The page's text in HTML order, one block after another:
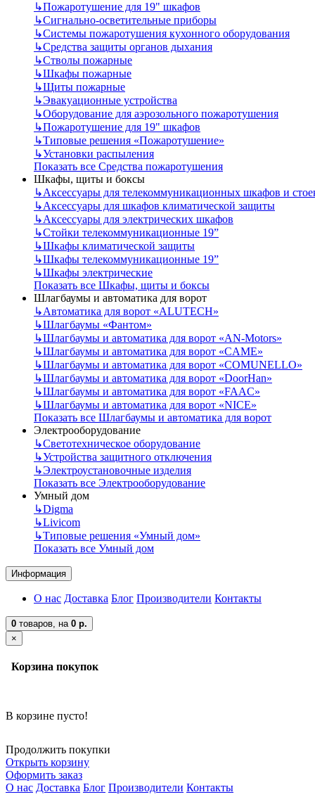
↳Пожаротушение для 19" шкафов
↳Сигнально-осветительные приборы
↳Системы пожаротушения кухонного оборудования
↳Средства защиты органов дыхания
↳Стволы пожарные
↳Шкафы пожарные
↳Щиты пожарные
↳Эвакуационные устройства
↳Оборудование для аэрозольного пожаротушения
↳Пожаротушение для 19" шкафов
↳Типовые решения «Пожаротушение»
↳Установки распыления
Показать все Средства пожаротушения
Шкафы, щиты и боксы
↳Аксессуары для телекоммуникационных шкафов и
↳Аксессуары для шкафов климатической защиты
↳Аксессуары для электрических шкафов
↳Стойки телекоммуникационные 19”
↳Шкафы климатической защиты
↳Шкафы телекоммуникационные 19”
↳Шкафы электрические
Показать все Шкафы, щиты и боксы
Шлагбаумы и автоматика для ворот
↳Автоматика для ворот «ALUTECH»
↳Шлагбаумы «Фантом»
↳Шлагбаумы и автоматика для ворот «AN-Motors»
↳Шлагбаумы и автоматика для ворот «CAME»
↳Шлагбаумы и автоматика для ворот «COMUNELLO»
↳Шлагбаумы и автоматика для ворот «DoorHan»
↳Шлагбаумы и автоматика для ворот «FAAC»
↳Шлагбаумы и автоматика для ворот «NICE»
Показать все Шлагбаумы и автоматика для ворот
Электрооборудование
↳Светотехническое оборудование
↳Устройства защитного отключения
↳Электроустановочные изделия
Показать все Электрооборудование
Умный дом
↳Digma
↳Livicom
↳Типовые решения «Умный дом»
Показать все Умный дом
Информация
О нас Доставка Блог Производители Контакты
0 товаров, на 0 р.
×
Корзина покупок
В корзине пусто!
Продолжить покупки
Открыть корзину
Оформить заказ
О нас Доставка Блог Производители Контакты